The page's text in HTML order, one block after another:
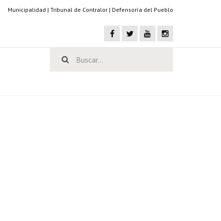
Municipalidad | Tribunal de Contralor | Defensoría del Pueblo